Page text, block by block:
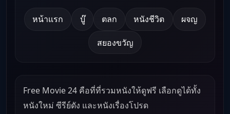
หน้าแรก บู๊ ตลก หนังชีวิต ผจญ
สยองขวัญ
Free Movie 24 คือที่ที่รวมหนังให้ดูฟรี เลือกดูได้ทั้ง
หนังใหม่ ซีรีย์ดัง และหนังเรื่องโปรด